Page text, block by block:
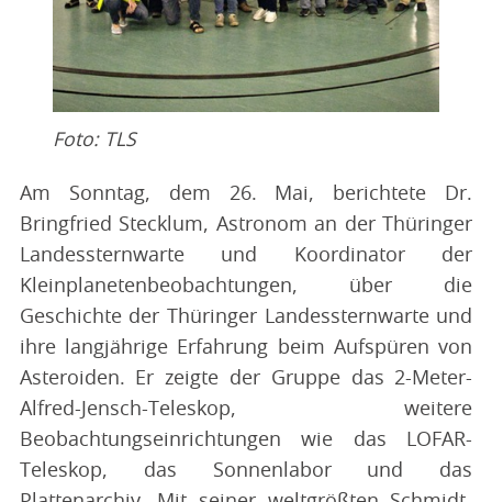
Foto: TLS
Am Sonntag, dem 26. Mai, berichtete Dr.
Bringfried Stecklum, Astronom an der Thüringer
Landessternwarte und Koordinator der
Kleinplanetenbeobachtungen, über die
Geschichte der Thüringer Landessternwarte und
ihre langjährige Erfahrung beim Aufspüren von
Asteroiden. Er zeigte der Gruppe das 2-Meter-
Alfred-Jensch-Teleskop, weitere
Beobachtungseinrichtungen wie das LOFAR-
Teleskop, das Sonnenlabor und das